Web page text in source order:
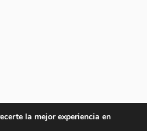
la mejor experiencia en